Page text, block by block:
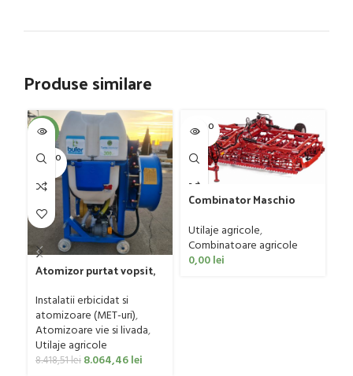
Produse similare
-4%
SOLD O
UT
Atomizor purtat vopsit,
Bufer, model Ronda
Clasic, 200 litri
Instalatii erbicidat si
atomizoare (MET-uri),
Atomizoare vie si livada,
Utilaje agricole
8.418,51lei 8.064,46lei
SOLD O
UT
Combinator Maschio
Sandokan, 120-190 CP
Utilaje agricole,
Combinatoare agricole
0,00lei